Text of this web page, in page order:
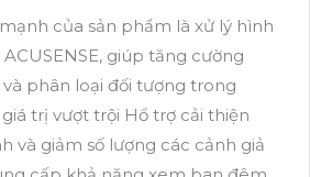
mạnh của sản phẩm là xử lý hình
giúp tăng cường
phân loại đối tượng trong
trị vượt trội Hổ trợ cải thiện
và giảm số lượng các cảnh giả